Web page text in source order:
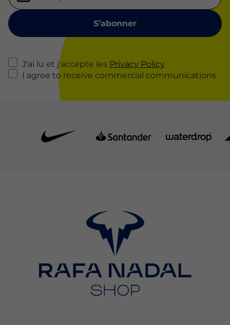
J'ai lu et j'accepte les Privacy Policy
I agree to receive commercial communications